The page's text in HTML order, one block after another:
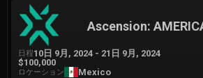
Ascension:
日程10日 9月, 2024 - 21日 9月, 2024
$100,000
ロケーション Mexico